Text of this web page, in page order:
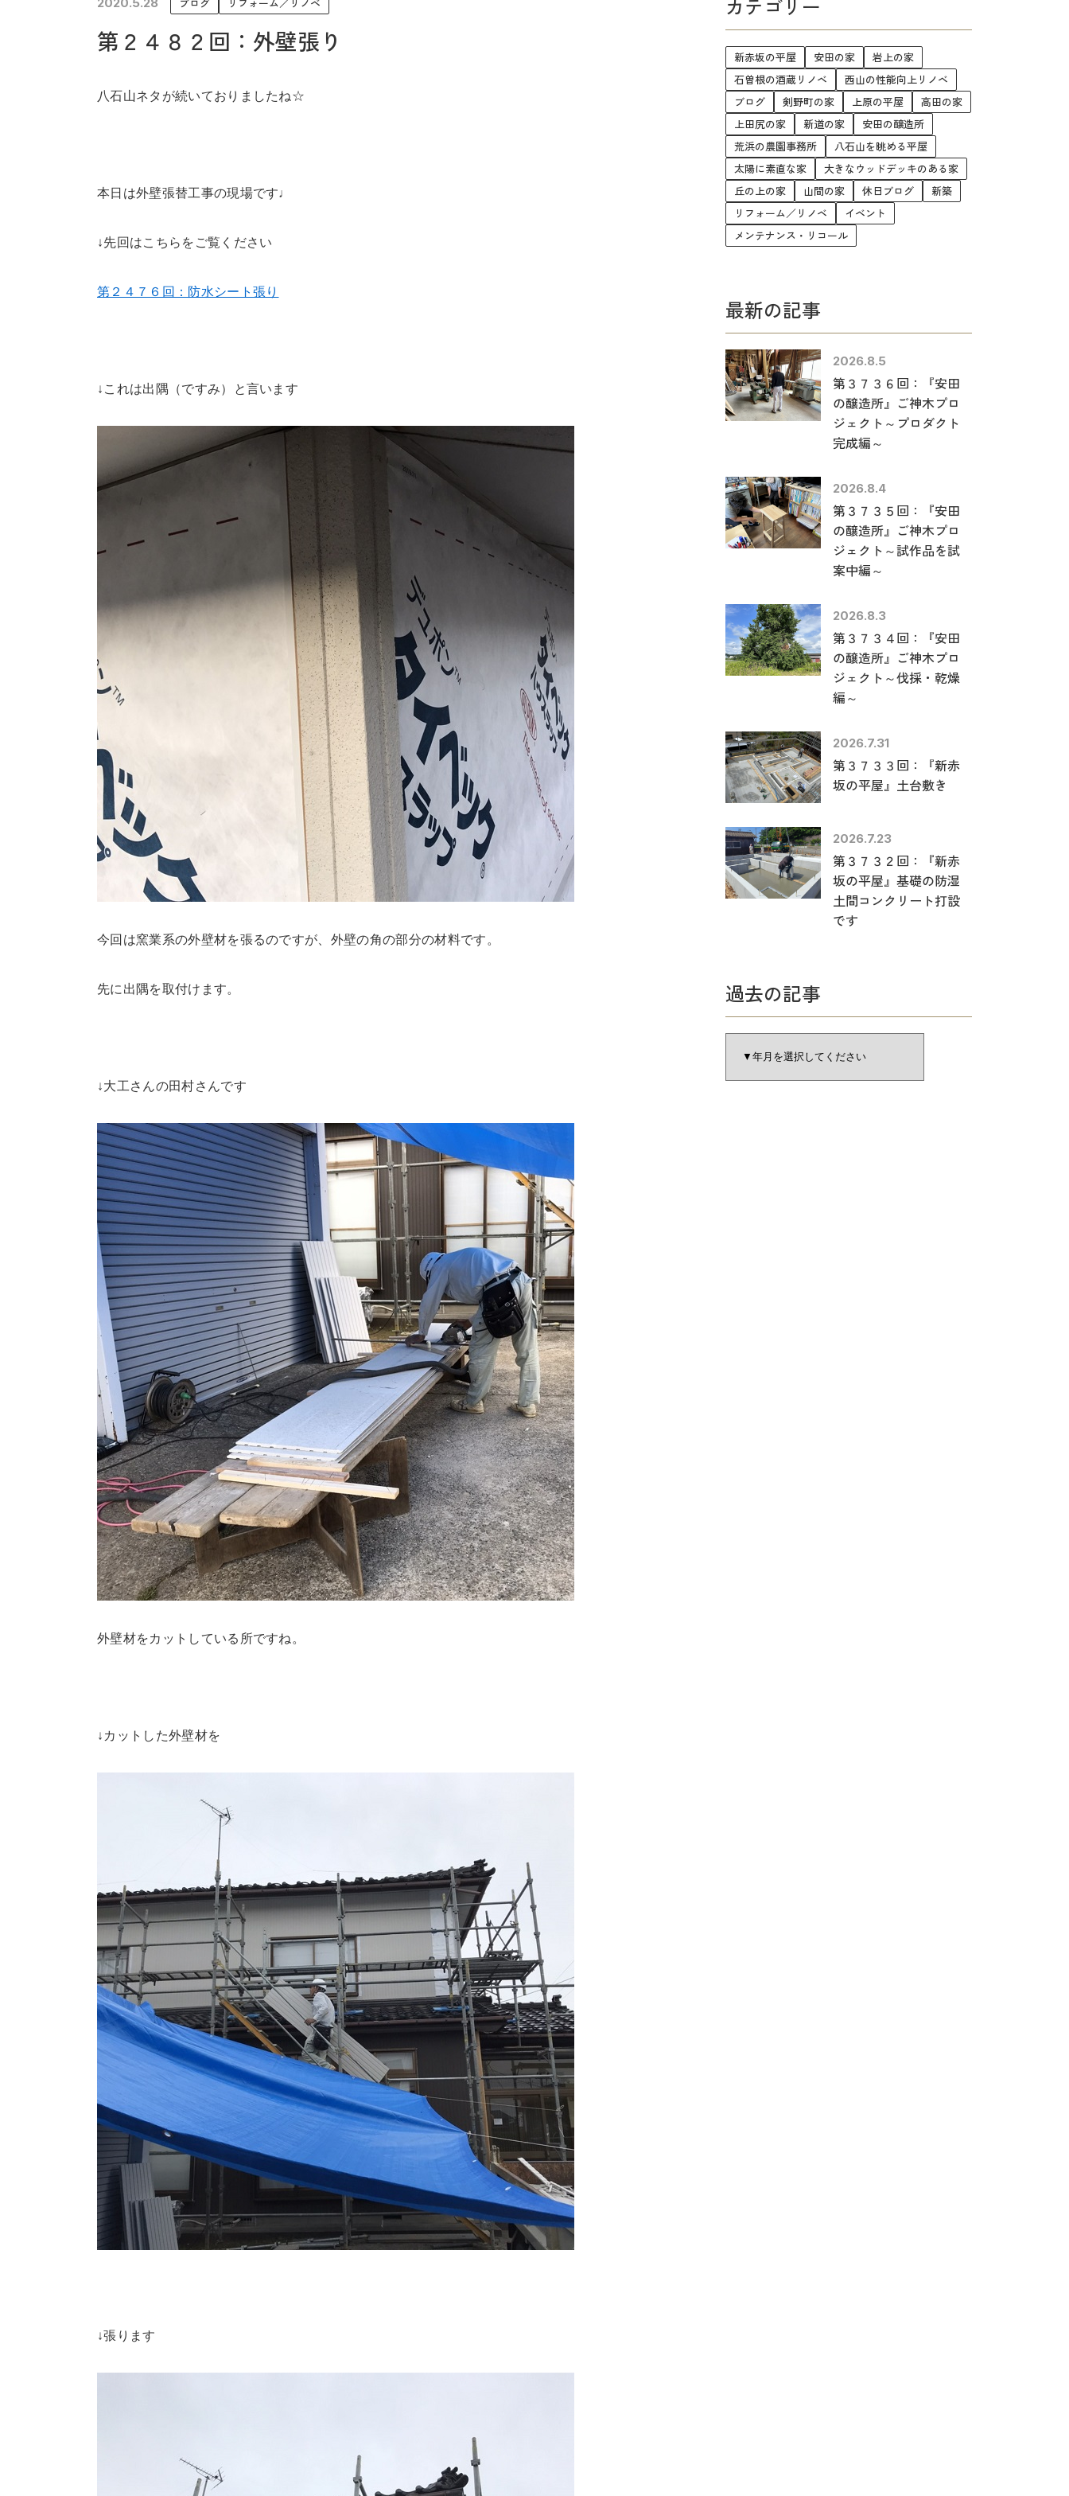
未来に住み継ぐ平屋
第２４８２回：外壁張り
八石山ネタが続いておりましたね☆
本日は外壁張替工事の現場です♩
↓先回はこちらをご覧ください
第２４７６回：防水シート張り
↓これは出隅（ですみ）と言います
今回は窯業系の外壁材を張るのですが、外壁の角の部分の材料です。
先に出隅を取付けます。
↓大工さんの田村さんです
外壁材をカットしている所ですね。
↓カットした外壁材を
↓張ります
カテゴリー
新赤坂の平屋 安田の家
岩上の家
石曽根の酒蔵リノベ
西山の性能向上リノベ
ブログ
剣野町の家 上原の平屋
高田の家
上田尻の家
新道の家
安田の醸造所
荒浜の農園事務所
八石山を眺める平屋
太陽に素直な家
大きなウッドデッキのある家
丘の上の家
山間の家 休日ブログ
新築
リフォーム／リノベ
イベント
メンテナンス・リコール
最新の記事
2026.8.5
第３７３６回：『安田
の醸造所』ご神木プロ
ジェクト～プロダクト
完成編～
2026.8.4
第３７３５回：『安田
の醸造所』ご神木プロ
ジェクト～試作品を試
案中編～
2026.8.3
第３７３４回：『安田
の醸造所』ご神木プロ
ジェクト～伐採・乾燥
編～
2026.7.31
第３７３３回：『新赤
坂の平屋』土台敷き
2026.7.23
第３７３２回：『新赤
坂の平屋』基礎の防湿
土間コンクリート打設
です
過去の記事